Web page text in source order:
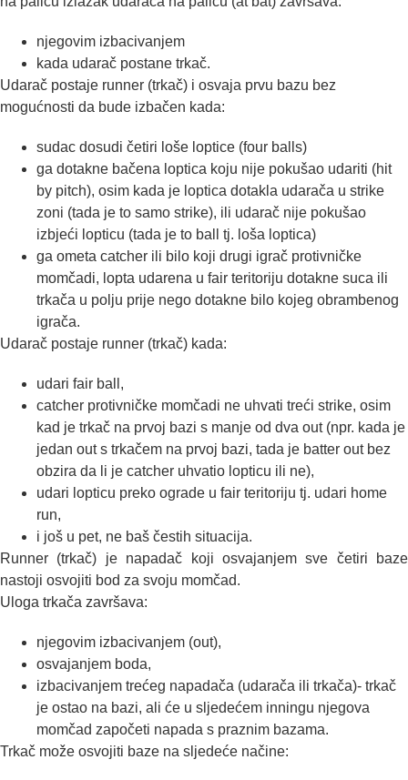
njegovim izbacivanjem
kada udarač postane trkač.
Udarač postaje runner (trkač) i osvaja prvu bazu bez
mogućnosti da bude izbačen kada:
sudac dosudi četiri loše loptice (four balls)
ga dotakne bačena loptica koju nije pokušao udariti (hit
by pitch), osim kada je loptica dotakla udarača u strike
zoni (tada je to samo strike), ili udarač nije pokušao
izbjeći lopticu (tada je to ball tj. loša loptica)
ga ometa catcher ili bilo koji drugi igrač protivničke
momčadi, lopta udarena u fair teritoriju dotakne suca ili
trkača u polju prije nego dotakne bilo kojeg obrambenog
igrača.
Udarač postaje runner (trkač) kada:
udari fair ball,
catcher protivničke momčadi ne uhvati treći strike, osim
kad je trkač na prvoj bazi s manje od dva out (npr. kada je
jedan out s trkačem na prvoj bazi, tada je batter out bez
obzira da li je catcher uhvatio lopticu ili ne),
udari lopticu preko ograde u fair teritoriju tj. udari home
run,
i još u pet, ne baš čestih situacija.
Runner (trkač) je napadač koji osvajanjem sve četiri baze
nastoji osvojiti bod za svoju momčad.
Uloga trkača završava:
njegovim izbacivanjem (out),
osvajanjem boda,
izbacivanjem trećeg napadača (udarača ili trkača)- trkač
je ostao na bazi, ali će u sljedećem inningu njegova
momčad započeti napada s praznim bazama.
Trkač može osvojiti baze na sljedeće načine: